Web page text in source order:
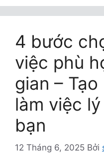
4 bước
việc phù
gian –
làm việc
bạn
12 Tháng 6, 2025 Bởi